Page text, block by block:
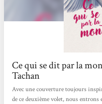
Ce qui se dit par la
Tachan
Avec une couverture toujours
de ce deuxième volet, nous